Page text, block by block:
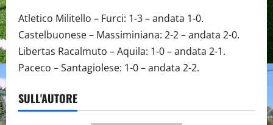
Atletico Militello – Furci: 1-3 – andata 1-0.
Castelbuonese – Massiminiana: 2-2 – andata 2-0.
Libertas Racalmuto – Aquila: 1-0 – andata 2-1.
Paceco – Santagiolese: 1-0 – andata 2-2.
SULL'AUTORE